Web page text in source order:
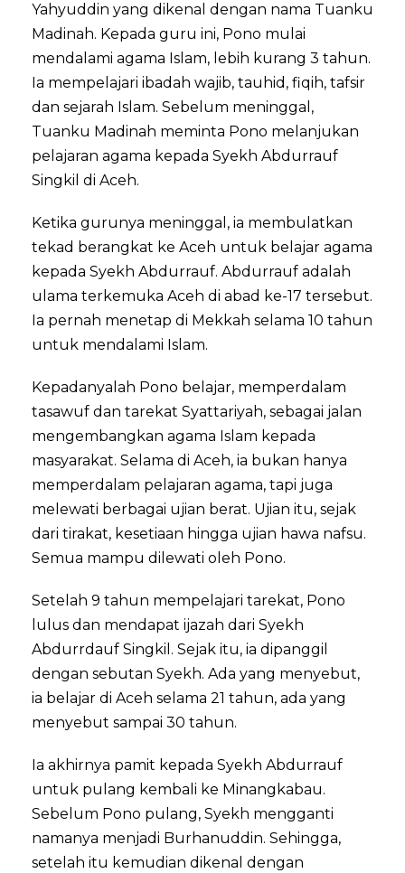
Yahyuddin yang dikenal dengan nama Tuanku
Madinah. Kepada guru ini, Pono mulai
mendalami agama Islam, lebih kurang 3 tahun.
Ia mempelajari ibadah wajib, tauhid, fiqih, tafsir
dan sejarah Islam. Sebelum meninggal,
Tuanku Madinah meminta Pono melanjukan
pelajaran agama kepada Syekh Abdurrauf
Singkil di Aceh.
Ketika gurunya meninggal, ia membulatkan
tekad berangkat ke Aceh untuk belajar agama
kepada Syekh Abdurrauf. Abdurrauf adalah
ulama terkemuka Aceh di abad ke-17 tersebut.
Ia pernah menetap di Mekkah selama 10 tahun
untuk mendalami Islam.
Kepadanyalah Pono belajar, memperdalam
tasawuf dan tarekat Syattariyah, sebagai jalan
mengembangkan agama Islam kepada
masyarakat. Selama di Aceh, ia bukan hanya
memperdalam pelajaran agama, tapi juga
melewati berbagai ujian berat. Ujian itu, sejak
dari tirakat, kesetiaan hingga ujian hawa nafsu.
Semua mampu dilewati oleh Pono.
Setelah 9 tahun mempelajari tarekat, Pono
lulus dan mendapat ijazah dari Syekh
Abdurrdauf Singkil. Sejak itu, ia dipanggil
dengan sebutan Syekh. Ada yang menyebut,
ia belajar di Aceh selama 21 tahun, ada yang
menyebut sampai 30 tahun.
Ia akhirnya pamit kepada Syekh Abdurrauf
untuk pulang kembali ke Minangkabau.
Sebelum Pono pulang, Syekh mengganti
namanya menjadi Burhanuddin. Sehingga,
setelah itu kemudian dikenal dengan